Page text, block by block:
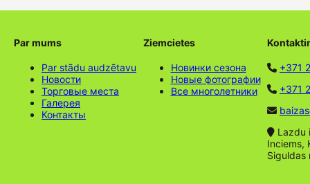
Par mums
Par stādu audzētavu
Новости
Торговые места
Галерея
Контакты
Ziemcietes
Новинки сезона
Новые фотографии
Все многолетники
+371
+371
Lazdu
Inciems,
Siguldas